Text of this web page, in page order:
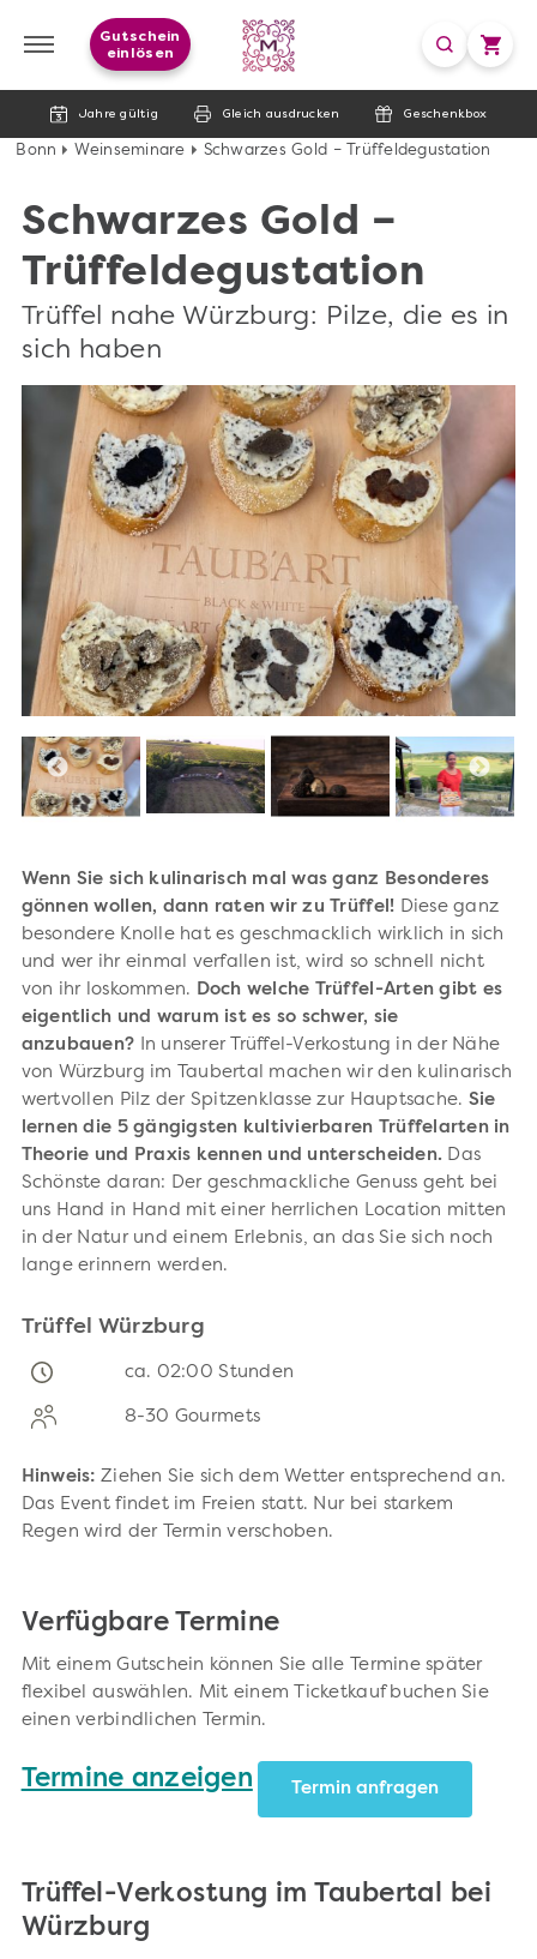
Jahre gültig Gleich ausdrucken Geschenkbox
Gutschein
einlösen
Bonn Weinseminare Schwarzes Gold – Trüffeldegustation
Schwarzes Gold –
Trüffeldegustation
Trüffel nahe Würzburg: Pilze, die es in
sich haben
Wenn Sie sich kulinarisch mal was ganz Besonderes
gönnen wollen, dann raten wir zu Trüffel! Diese ganz
besondere Knolle hat es geschmacklich wirklich in sich
und wer ihr einmal verfallen ist, wird so schnell nicht
von ihr loskommen. Doch welche Trüffel-Arten gibt es
eigentlich und warum ist es so schwer, sie
anzubauen? In unserer Trüffel-Verkostung in der Nähe
von Würzburg im Taubertal machen wir den kulinarisch
wertvollen Pilz der Spitzenklasse zur Hauptsache. Sie
lernen die 5 gängigsten kultivierbaren Trüffelarten in
Theorie und Praxis kennen und unterscheiden. Das
Schönste daran: Der geschmackliche Genuss geht bei
uns Hand in Hand mit einer herrlichen Location mitten
in der Natur und einem Erlebnis, an das Sie sich noch
lange erinnern werden.
Trüffel Würzburg
ca. 02:00 Stunden
8-30 Gourmets
Hinweis: Ziehen Sie sich dem Wetter entsprechend an.
Das Event findet im Freien statt. Nur bei starkem
Regen wird der Termin verschoben.
Verfügbare Termine
Mit einem Gutschein können Sie alle Termine später
flexibel auswählen. Mit einem Ticketkauf buchen Sie
einen verbindlichen Termin.
Termine anzeigen Termin anfragen
Trüffel-Verkostung im Taubertal bei
Würzburg